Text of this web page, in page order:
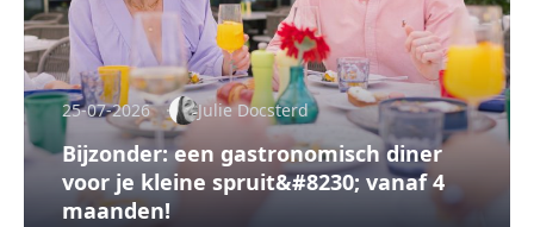
25-07-2026 Julie Docsterd
Bijzonder: een gastronomisch diner
voor je kleine spruit&#8230; vanaf 4
maanden!